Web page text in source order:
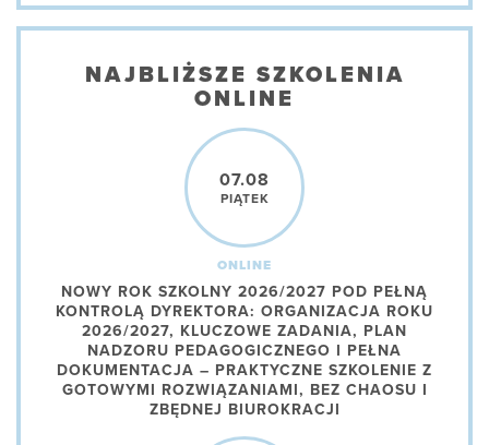
NAJBLIŻSZE SZKOLENIA
ONLINE
07.08
PIĄTEK
ONLINE
NOWY ROK SZKOLNY 2026/2027 POD PEŁNĄ
KONTROLĄ DYREKTORA: ORGANIZACJA ROKU
2026/2027, KLUCZOWE ZADANIA, PLAN
NADZORU PEDAGOGICZNEGO I PEŁNA
DOKUMENTACJA – PRAKTYCZNE SZKOLENIE Z
GOTOWYMI ROZWIĄZANIAMI, BEZ CHAOSU I
ZBĘDNEJ BIUROKRACJI